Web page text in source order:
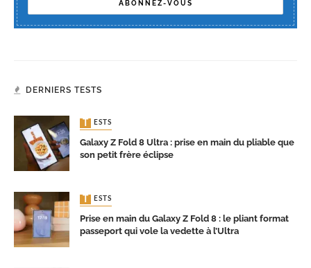
DERNIERS TESTS
TESTS
Galaxy Z Fold 8 Ultra : prise en main du pliable que
son petit frère éclipse
TESTS
Prise en main du Galaxy Z Fold 8 : le pliant format
passeport qui vole la vedette à l’Ultra